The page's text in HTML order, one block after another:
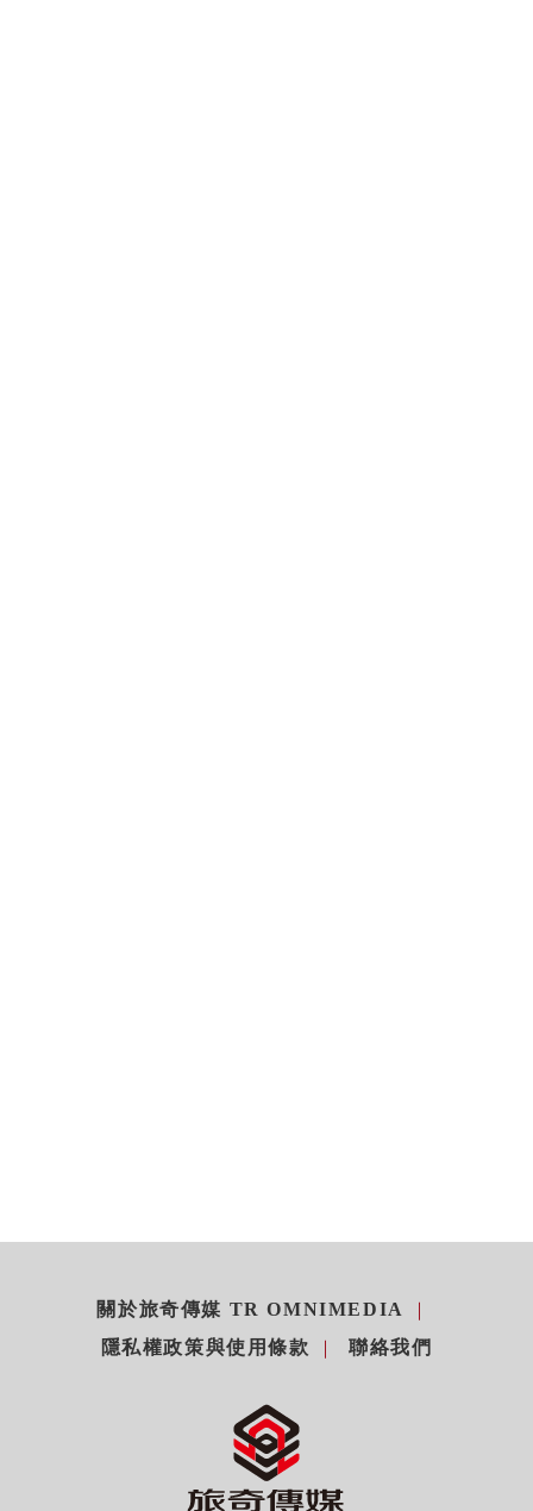
關於旅奇傳媒 TR OMNIMEDIA
隱私權政策與使用條款
聯絡我們